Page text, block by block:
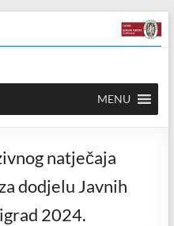
MENU
natječaja
dodjelu Javnih
2024.